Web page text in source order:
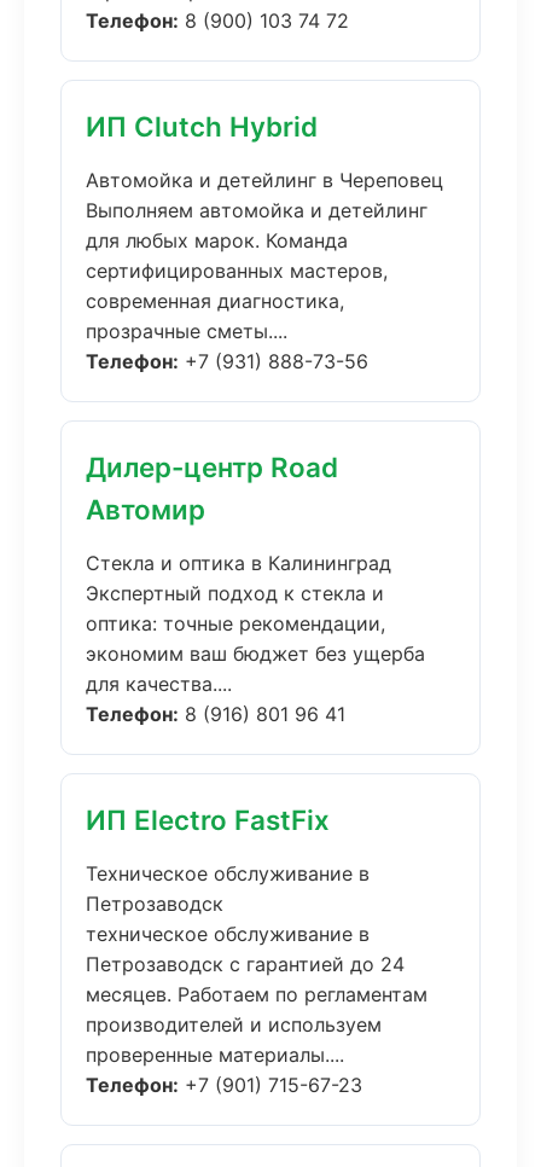
Телефон: 8 (900) 103 74 72
ИП Clutch Hybrid
Автомойка и детейлинг в Череповец
Выполняем автомойка и детейлинг
для любых марок. Команда
сертифицированных мастеров,
современная диагностика,
прозрачные сметы....
Телефон: +7 (931) 888-73-56
Дилер-центр Road
Автомир
Стекла и оптика в Калининград
Экспертный подход к стекла и
оптика: точные рекомендации,
экономим ваш бюджет без ущерба
для качества....
Телефон: 8 (916) 801 96 41
ИП Electro FastFix
Техническое обслуживание в
Петрозаводск
техническое обслуживание в
Петрозаводск с гарантией до 24
месяцев. Работаем по регламентам
производителей и используем
проверенные материалы....
Телефон: +7 (901) 715-67-23